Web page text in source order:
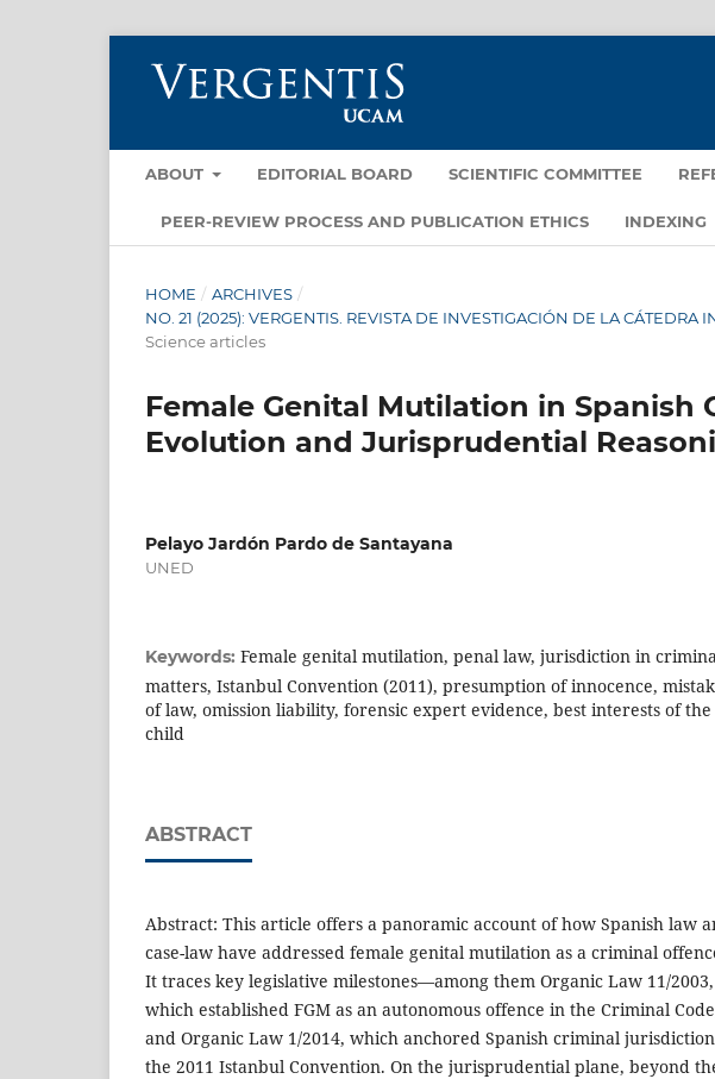
ABOUT EDITORIAL BOARD SCIENTIFIC COMMITTEE
PEER-REVIEW PROCESS AND PUBLICATION ETHICS INDEXING
HOME / ARCHIVES /
NO. 21 (2025): VERGENTIS. REVISTA DE INVESTIGACIÓN DE LA
Science articles
Female Genital Mutilation in Spanish
Evolution and Jurisprudential
Pelayo Jardón Pardo de Santayana
UNED
Keywords: Female genital mutilation, penal law, jurisdiction in
matters, Istanbul Convention (2011), presumption of innocence,
of law, omission liability, forensic expert evidence, best interests of the
child
ABSTRACT
Abstract: This article offers a panoramic account of how Spanish law
case-law have addressed female genital mutilation as a criminal
It traces key legislative milestones—among them Organic Law 11/2003,
which established FGM as an autonomous offence in the Criminal
and Organic Law 1/2014, which anchored Spanish criminal
the 2011 Istanbul Convention. On the jurisprudential plane, beyond